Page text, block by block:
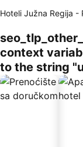
Hoteli Južna Regija -
context
to the string